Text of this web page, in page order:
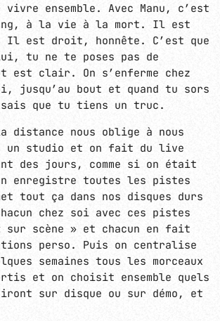
ensemble. Avec Manu, c’est
à la vie à la mort. Il est
Il est droit, honnête. C’est que
tu ne te poses pas de
est clair. On s’enferme chez
jusqu’au bout et quand tu sors
que tu tiens un truc.
distance nous oblige à nous
un studio et on fait du live
des jours, comme si on était
enregistre toutes les pistes
tout ça dans nos disques durs
chez soi avec ces pistes
sur scène » et chacun en fait
perso. Puis on centralise
semaines tous les morceaux
et on choisit ensemble quels
sur disque ou sur démo, et